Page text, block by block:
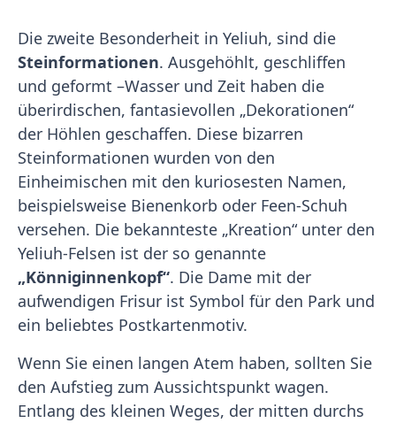
Die zweite Besonderheit in Yeliuh, sind die
Steinformationen. Ausgehöhlt, geschliffen
und geformt –Wasser und Zeit haben die
überirdischen, fantasievollen „Dekorationen“
der Höhlen geschaffen. Diese bizarren
Steinformationen wurden von den
Einheimischen mit den kuriosesten Namen,
beispielsweise Bienenkorb oder Feen-Schuh
versehen. Die bekannteste „Kreation“ unter den
Yeliuh-Felsen ist der so genannte
„Könniginnenkopf“. Die Dame mit der
aufwendigen Frisur ist Symbol für den Park und
ein beliebtes Postkartenmotiv.
Wenn Sie einen langen Atem haben, sollten Sie
den Aufstieg zum Aussichtspunkt wagen.
Entlang des kleinen Weges, der mitten durchs